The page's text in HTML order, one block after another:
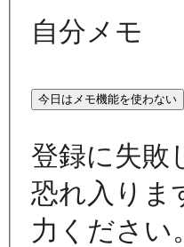
自分メモ
今日はメモ機能を使わない
登録に失敗
恐れ入りま
力ください。